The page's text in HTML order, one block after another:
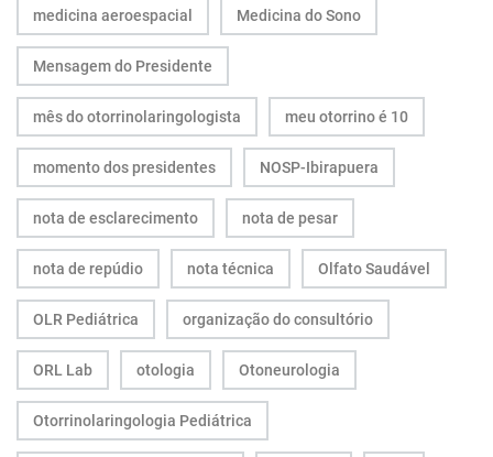
medicina aeroespacial Medicina do Sono
Mensagem do Presidente
mês do otorrinolaringologista meu otorrino é 10
momento dos presidentes NOSP-Ibirapuera
nota de esclarecimento nota de pesar
nota de repúdio nota técnica Olfato Saudável
OLR Pediátrica organização do consultório
ORL Lab otologia Otoneurologia
Otorrinolaringologia Pediátrica